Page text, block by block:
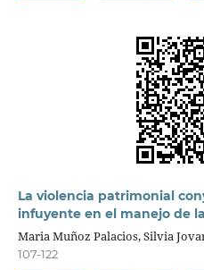
La violencia patrimonial
infuyente en el manejo de
Maria Muñoz Palacios, Silvia
107-122